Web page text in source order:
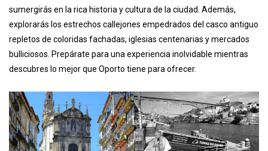
sumergirás en la rica historia y cultura de la ciudad. Además,
explorarás los estrechos callejones empedrados del casco antiguo
repletos de coloridas fachadas, iglesias centenarias y mercados
bulliciosos. Prepárate para una experiencia inolvidable mientras
descubres lo mejor que Oporto tiene para ofrecer.